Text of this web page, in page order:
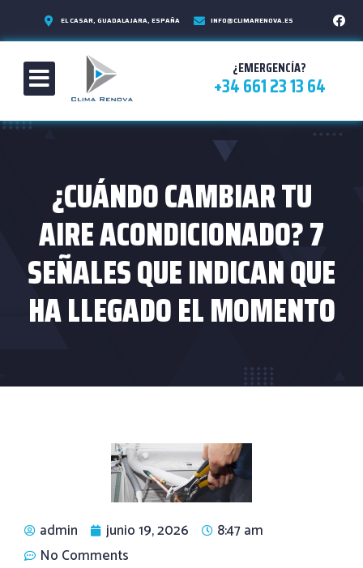
EL CASAR, GUADALAJARA, ESPAÑA INFO@CLIMARENOVA.ES
¿EMERGENCÍA?
+34 661 23 13 64
¿CUÁNDO CAMBIAR TU
AIRE ACONDICIONADO? 7
SEÑALES QUE INDICAN QUE
HA LLEGADO EL MOMENTO
admin junio 19, 2026
8:47 am
No Comments